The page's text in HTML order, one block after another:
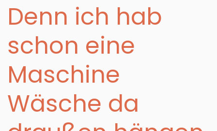
Denn ich hab
schon eine
Maschine
Wäsche da